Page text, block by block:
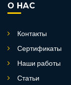
О НАС
Контакты
Сертификаты
Наши работы
Статьи